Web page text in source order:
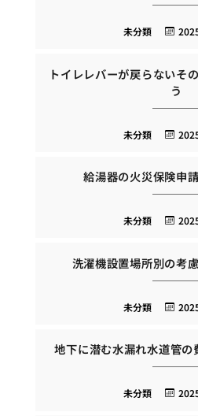
未分類
トイレレバーが戻らないそ
う
未分類
給湯器の火災保険申
未分類
洗濯機設置場所別の考
未分類
地下に潜む水漏れ水道管の
未分類